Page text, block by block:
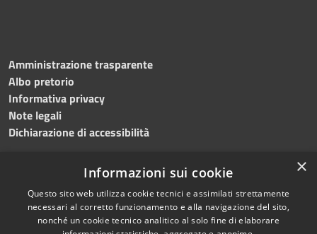
Amministrazione trasparente
Albo pretorio
Informativa privacy
Note legali
Dichiarazione di accessibilità
RSS
Accessibilità
Copyright © 2024 •
Comune diGrottaminarda
×
Informazioni sui cookie
Questo sito web utilizza cookie tecnici e assimilati strettamente
necessari al corretto funzionamento e alla navigazione del sito,
nonché un cookie tecnico analitico al solo fine di elaborare